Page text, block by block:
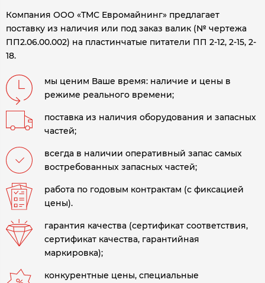
Компания ООО «ТМС Евромайнинг» предлагает
поставку из наличия или под заказ валик (№ чертежа
ПП2.06.00.002) на пластинчатые питатели ПП 2-12, 2-15, 2-
18.
мы ценим Ваше время: наличие и цены в
режиме реального времени;
поставка из наличия оборудования и запасных
частей;
всегда в наличии оперативный запас самых
востребованных запасных частей;
работа по годовым контрактам (с фиксацией
цены).
гарантия качества (сертификат соответствия,
сертификат качества, гарантийная
маркировка);
конкурентные цены, специальные